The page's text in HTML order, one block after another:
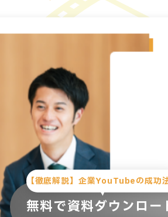
【徹底解説】企業YouTubeの成功
無料で資料ダウンロー